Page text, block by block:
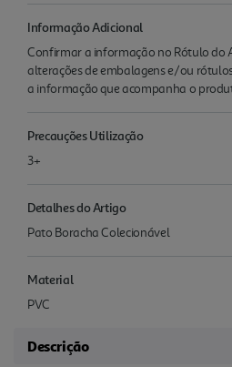
Informação Adicional
Confirmar a informação no Rótulo do
alterações de embalagens e/ou
a informação que acompanha o
Precauções Utilização
3+
Detalhes do Artigo
Pato Boracha Colecionável
Material
PVC
Descrição